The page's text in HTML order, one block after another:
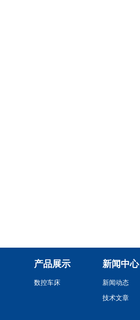
产品展示
数控车床
新闻中心
新闻动态
技术文章